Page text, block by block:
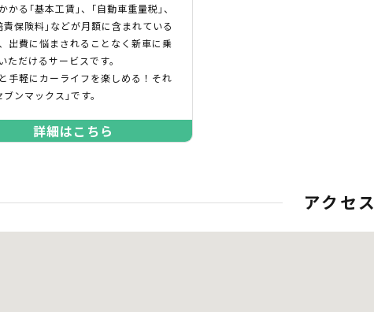
かる｢基本工賃｣、｢自動車重量税｣、
責保険料｣などが月額に含まれている
出費に悩まされることなく新車に乗
ただけるサービスです。
手軽にカーライフを楽しめる！それ
ンマックス｣です。
詳細はこちら
アクセス